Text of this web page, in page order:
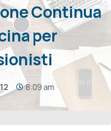
Continua
per
8:09 am